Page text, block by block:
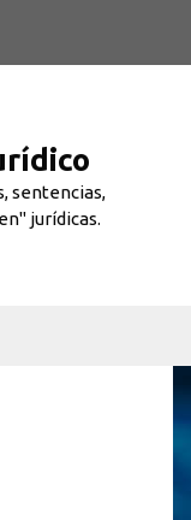
sentencias,
jurídicas.